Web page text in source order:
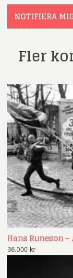
NOTIFIERA
Fler
Hans Runeson
36.000 kr